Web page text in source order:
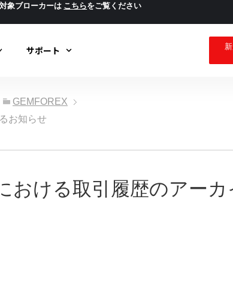
象ブローカーは こちらをご覧ください
サポート
GEMFOREX
お知らせ
おける取引履歴のアー